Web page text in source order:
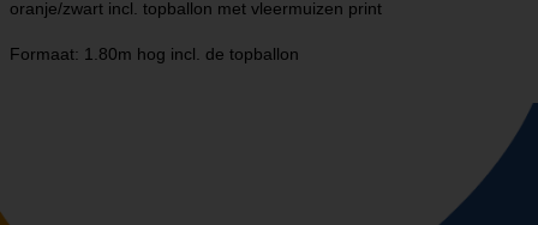
oranje/zwart incl. topballon met vleermuizen print
Formaat: 1.80m hog incl. de topballon